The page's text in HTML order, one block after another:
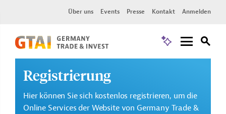
Über uns Events Presse Kontakt Anmelden
Registrierung
Hier können Sie sich kostenlos registrieren, um die
Online Services der Website von Germany Trade &